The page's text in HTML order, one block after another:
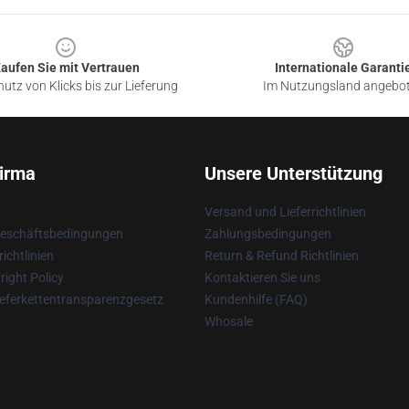
Sie mit Vertrauen
von Klicks bis zur Lieferung
Internationale
Im Nutzungsland
Policy
Unsere Unterstützung
Versand und Lieferrichtlinien
Zahlungsbedingungen
Return & Refund Richtlinien
Kontaktieren Sie uns
Kundenhilfe (FAQ)
Whosale